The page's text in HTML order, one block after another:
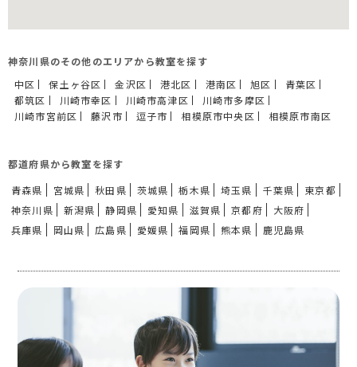
神奈川県のその他のエリアから教室を探す
中区
保土ヶ谷区 金沢区 港北区 港南区 旭区
青葉区
都筑区
川崎市幸区 川崎市高津区
川崎市多摩区
川崎市宮前区
藤沢市 逗子市 相模原市中央区 相模原市南区
都道府県から教室を探す
青森県
宮城県 秋田県 茨城県 栃木県 埼玉県 千葉県
東京都
神奈川県
新潟県 静岡県 愛知県 滋賀県 京都府
大阪府
兵庫県
岡山県 広島県 愛媛県 福岡県 熊本県 鹿児島県